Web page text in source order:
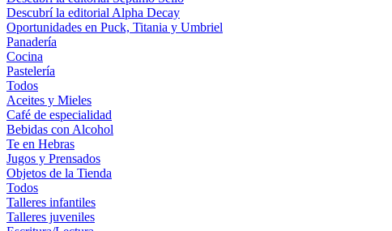
Descubrí la editorial Alpha Decay
Oportunidades en Puck, Titania y Umbriel
Panadería
Cocina
Pastelería
Todos
Aceites y Mieles
Café de especialidad
Bebidas con Alcohol
Te en Hebras
Jugos y Prensados
Objetos de la Tienda
Todos
Talleres infantiles
Talleres juveniles